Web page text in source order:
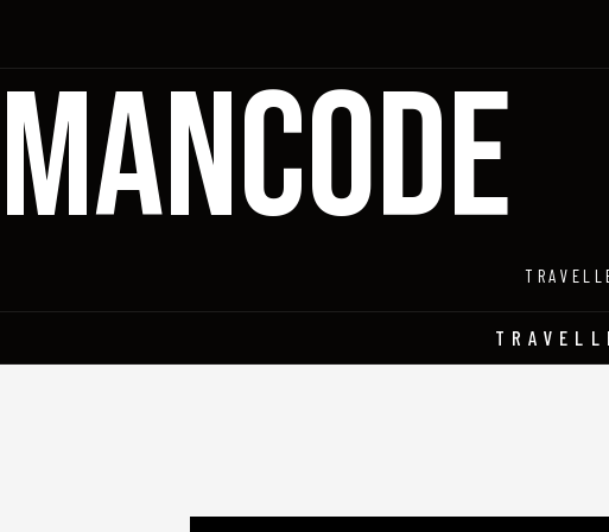
MANCODE